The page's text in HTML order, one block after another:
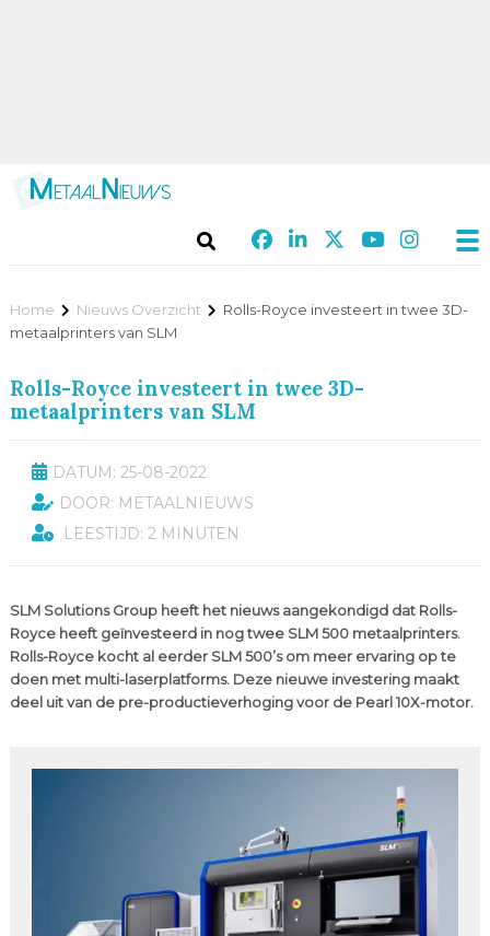
Home Nieuws Overzicht
Rolls-Royce investeert in twee 3D-
metaalprinters van SLM
Rolls-Royce investeert in twee 3D-
metaalprinters van SLM
DATUM: 25-08-2022
DOOR: METAALNIEUWS
LEESTIJD: 2 MINUTEN
SLM Solutions Group heeft het nieuws aangekondigd dat Rolls-
Royce heeft geïnvesteerd in nog twee SLM 500 metaalprinters.
Rolls-Royce kocht al eerder SLM 500’s om meer ervaring op te
doen met multi-laserplatforms. Deze nieuwe investering maakt
deel uit van de pre-productieverhoging voor de Pearl 10X-motor.